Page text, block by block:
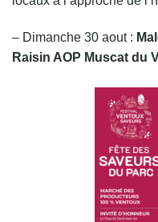
– Dimanche 30 aout :
Raisin AOP Muscat du